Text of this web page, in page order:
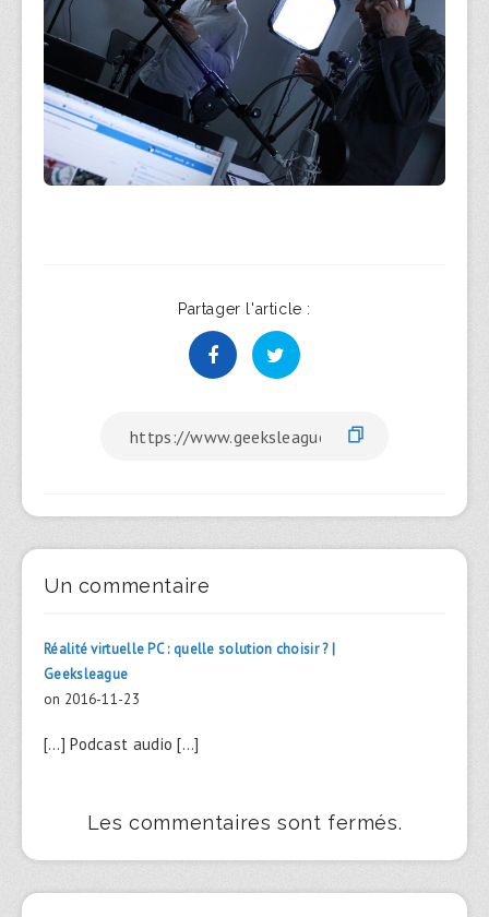
Partager l'article :
Un commentaire
Réalité virtuelle PC : quelle solution choisir ? |
Geeksleague
on 2016-11-23
[…] Podcast audio […]
Les commentaires sont fermés.